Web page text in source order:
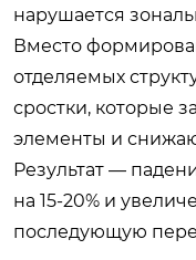
нарушается
Вместо
отделяемых
сростки, которые
элементы и
Результат —
на 15-20% и
последующую